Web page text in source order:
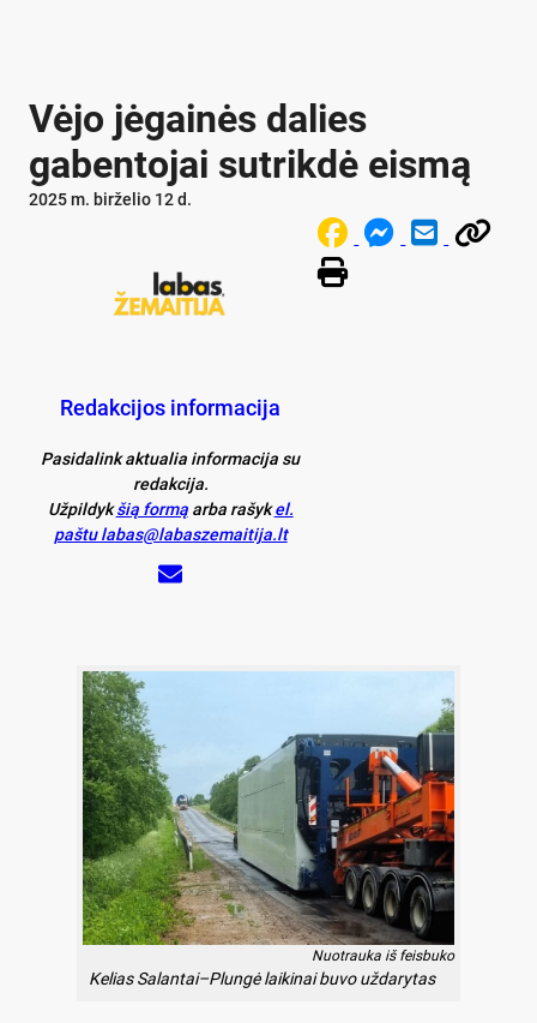
Vėjo jėgainės dalies
gabentojai sutrikdė eismą
2025 m. birželio 12 d.
Redakcijos informacija
Pasidalink aktualia informacija su
redakcija.
Užpildykšią formąarba rašykel.
paštu labas@labaszemaitija.lt
Nuotrauka iš feisbuko
Kelias Salantai–Plungė laikinai buvo uždarytas